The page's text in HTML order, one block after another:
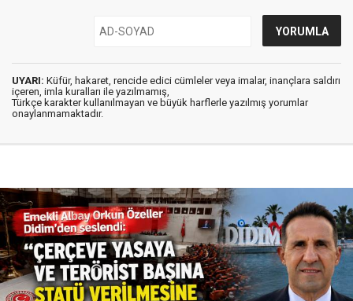
UYARI: Küfür, hakaret, rencide edici cümleler veya imalar, inançlara saldırı
içeren, imla kuralları ile yazılmamış,
Türkçe karakter kullanılmayan ve büyük harflerle yazılmış yorumlar
onaylanmamaktadır.